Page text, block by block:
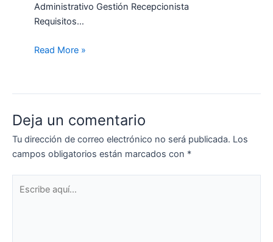
Administrativo Gestión Recepcionista
Requisitos…
Read More »
Deja un comentario
Tu dirección de correo electrónico no será publicada. Los
campos obligatorios están marcados con *
aquí...